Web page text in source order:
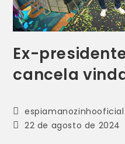
Ex-
cancela
espiamanozinhooficial
22 de agosto de 2024